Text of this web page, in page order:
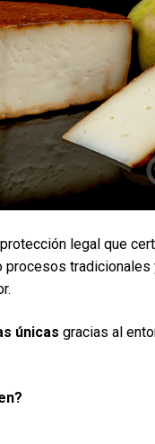
legal que
únicas gracias al